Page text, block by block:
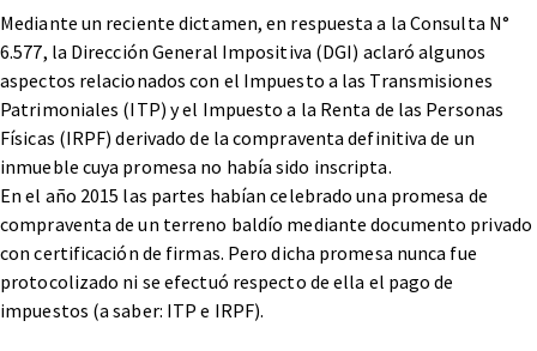
Mediante un reciente dictamen, en respuesta a la Consulta N°
6.577, la Dirección General Impositiva (DGI) aclaró algunos
aspectos relacionados con el Impuesto a las Transmisiones
Patrimoniales (ITP) y el Impuesto a la Renta de las Personas
Físicas (IRPF) derivado de la compraventa definitiva de un
inmueble cuya promesa no había sido inscripta.
En el año 2015 las partes habían celebrado una promesa de
compraventa de un terreno baldío mediante documento privado
con certificación de firmas. Pero dicha promesa nunca fue
protocolizado ni se efectuó respecto de ella el pago de
impuestos (a saber: ITP e IRPF).